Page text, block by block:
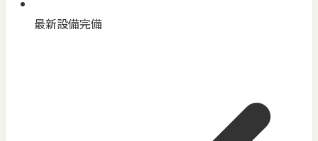
最新設備完備